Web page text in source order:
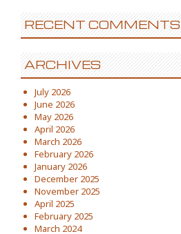
RECENT COMMENTS
ARCHIVES
July 2026
June 2026
May 2026
April 2026
March 2026
February 2026
January 2026
December 2025
November 2025
April 2025
February 2025
March 2024